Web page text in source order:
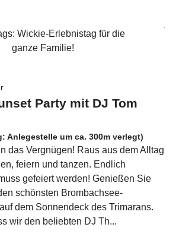
Party mit DJ Tom
Anlegestelle um ca. 300m verlegt)
das Vergnügen! Raus aus dem Alltag
feiern und tanzen. Endlich
gefeiert werden! Genießen Sie
schönsten Brombachsee-
dem Sonnendeck des Trimarans.
wir den beliebten DJ Th...